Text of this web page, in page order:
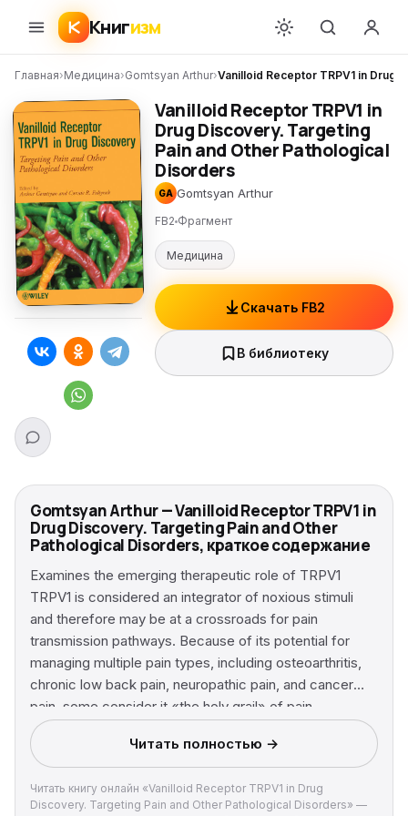
Книгизм
Главная›Медицина›Gomtsyan Arthur›Vanilloid Receptor TRPV1 in Drug
Vanilloid Receptor TRPV1 in
Drug Discovery. Targeting
Pain and Other Pathological
Disorders
GA Gomtsyan Arthur
FB2 Фрагмент
Медицина
Скачать FB2
В библиотеку
Gomtsyan Arthur — Vanilloid Receptor TRPV1 in
Drug Discovery. Targeting Pain and Other
Pathological Disorders, краткое содержание
Examines the emerging therapeutic role of TRPV1
TRPV1 is considered an integrator of noxious stimuli
and therefore may be at a crossroads for pain
transmission pathways. Because of its potential for
managing multiple pain types, including osteoarthritis,
chronic low back pain, neuropathic pain, and cancer
pain, some consider it «the holy grail» of pain
management. This dedicated reference summarizes
available data related to the potential therapeutic utility
for TRPV1 ligands. With contributions from many of the
world's leading experts on TRP channels, Vanilloid
Читать полностью →
Читать книгу онлайн «Vanilloid Receptor TRPV1 in Drug
Discovery. Targeting Pain and Other Pathological Disorders» —